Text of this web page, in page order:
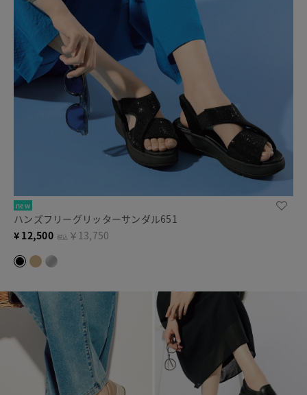
new
ハンズフリーグリッターサンダル651
¥ 12,500 税込 ￥13,750